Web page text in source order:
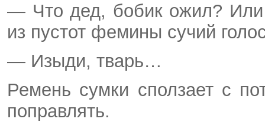
— Что дед, бобик ожил? Или
из пустот фемины сучий
— Изыди, тварь…
Ремень сумки сползает с
поправлять.